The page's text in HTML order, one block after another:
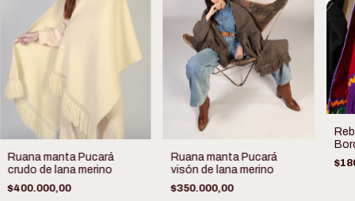
Ruana manta Pucará
crudo de lana merino
$400.000,00
Ruana manta Pucará
visón de lana merino
$350.000,00